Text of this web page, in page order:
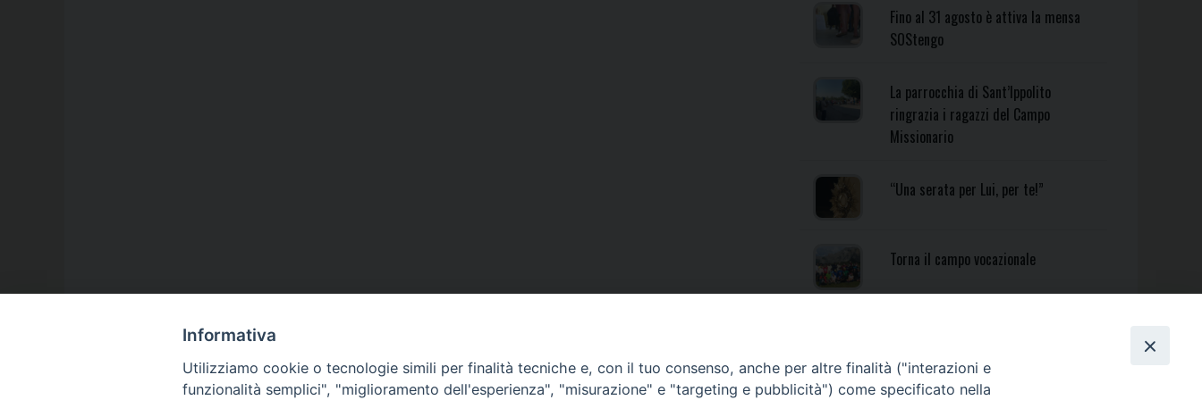
Fino al 31 agosto è attiva la mensa
SOStengo
La parrocchia di Sant’Ippolito
ringrazia i ragazzi del Campo
Missionario
“Una serata per Lui, per te!”
Torna il campo vocazionale
Informativa
Utilizziamo cookie o tecnologie simili per finalità tecniche e, con il tuo consenso, anche per altre finalità ("interazioni e
funzionalità semplici", "miglioramento dell'esperienza", "misurazione" e "targeting e pubblicità") come specificato nella